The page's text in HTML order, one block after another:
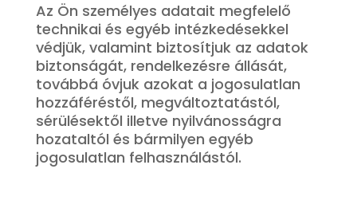
Az Ön személyes adatait megfelelő
technikai és egyéb intézkedésekkel
védjük, valamint biztosítjuk az adatok
biztonságát, rendelkezésre állását,
továbbá óvjuk azokat a jogosulatlan
hozzáféréstől, megváltoztatástól,
sérülésektől illetve nyilvánosságra
hozataltól és bármilyen egyéb
jogosulatlan felhasználástól.